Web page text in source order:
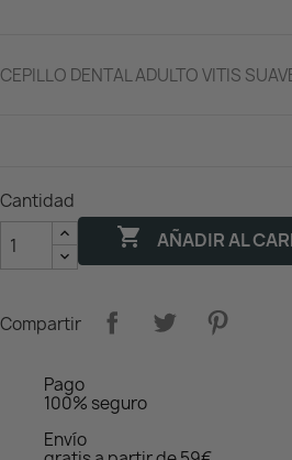
CEPILLO DENTAL ADULTO VITIS
Cantidad
 AÑADIR AL
Compartir
Pago
100% seguro
Envío